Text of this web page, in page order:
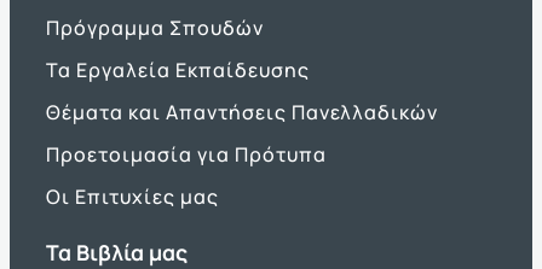
Πρόγραμμα Σπουδών
Τα Εργαλεία Εκπαίδευσης
Θέματα και Απαντήσεις Πανελλαδικών
Προετοιμασία για Πρότυπα
Οι Επιτυχίες μας
Τα Βιβλία μας